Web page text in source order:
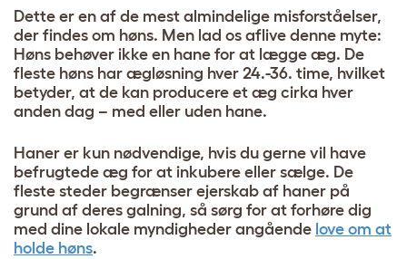
Dette er en af de mest almindelige misforståelser,
der findes om høns. Men lad os aflive denne myte:
Høns behøver ikke en hane for at lægge æg. De
fleste høns har ægløsning hver 24.-36. time, hvilket
betyder, at de kan producere et æg cirka hver
anden dag – med eller uden hane.
Haner er kun nødvendige, hvis du gerne vil have
befrugtede æg for at inkubere eller sælge. De
fleste steder begrænser ejerskab af haner på
grund af deres galning, så sørg for at forhøre dig
med dine lokale myndigheder angående love om at
holde høns.